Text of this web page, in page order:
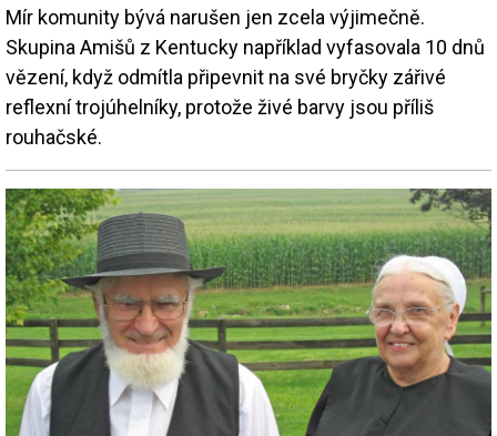
Mír komunity bývá narušen jen zcela výjimečně.
Skupina Amišů z Kentucky například vyfasovala 10 dnů
vězení, když odmítla připevnit na své bryčky zářivé
reflexní trojúhelníky, protože živé barvy jsou příliš
rouhačské.